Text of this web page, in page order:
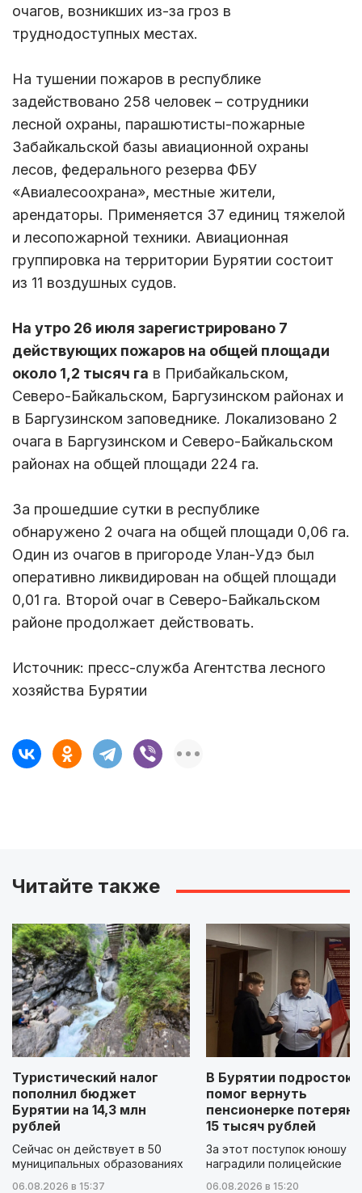
очагов, возникших из-за гроз в
труднодоступных местах.
На тушении пожаров в республике
задействовано 258 человек – сотрудники
лесной охраны, парашютисты-пожарные
Забайкальской базы авиационной охраны
лесов, федерального резерва ФБУ
«Авиалесоохрана», местные жители,
арендаторы. Применяется 37 единиц тяжелой
и лесопожарной техники. Авиационная
группировка на территории Бурятии состоит
из 11 воздушных судов.
На утро 26 июля зарегистрировано 7
действующих пожаров на общей площади
около 1,2 тысяч га в Прибайкальском,
Северо-Байкальском, Баргузинском районах и
в Баргузинском заповеднике. Локализовано 2
очага в Баргузинском и Северо-Байкальском
районах на общей площади 224 га.
За прошедшие сутки в республике
обнаружено 2 очага на общей площади 0,06 га.
Один из очагов в пригороде Улан-Удэ был
оперативно ликвидирован на общей площади
0,01 га. Второй очаг в Северо-Байкальском
районе продолжает действовать.
Источник: пресс-служба Агентства лесного
хозяйства Бурятии
Читайте также
Туристический налог
пополнил бюджет
Бурятии на 14,3 млн
рублей
Сейчас он действует в 50
муниципальных образованиях
06.08.2026 в 15:37
В Бурятии подросток
помог вернуть
пенсионерке
15 тысяч рублей
За этот поступок юношу
наградили полицейские
06.08.2026 в 15:20